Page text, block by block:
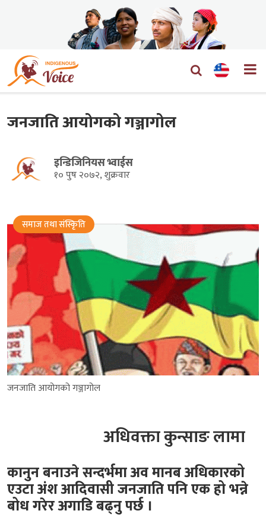
जनजाति आयोगको गञ्जागोल
इन्डिजिनियस भ्वाईस
१० पुष २०७२, शुक्रवार
समाज तथा संस्किृति
जनजाति आयोगको गञ्जागोल
अधिवक्ता कुन्साङ लामा
कानुन बनाउने सन्दर्भमा अव मानब अधिकारको
एउटा अंश आदिवासी जनजाति पनि एक हो भन्ने
बोध गरेर अगाडि बढ्नु पर्छ ।